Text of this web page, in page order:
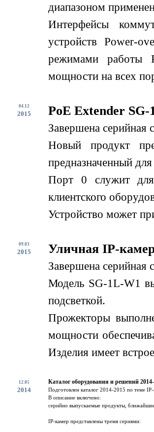
диапазоном
Интерфейсы
устройств Power-
режимами работы
мощности на всех
04.12
2015 PoE Extender SG-
Завершена серийная
Новый продукт
предназначенный
Порт 0 служит
клиентского
Устройство может
09.03
2015 Уличная IP-
Завершена серийная
Модель SG-1L-W1
подсветкой.
Прожекторы
мощности
Изделия имеет
12.05
2014
Каталог оборудования и решений
Подготовлен каталог 2014-2015 по теме IP-
В описание включено:
серийно выпускаемые продукты,
IP-камер представлены тремя сериями: